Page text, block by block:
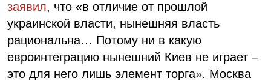
заявил, что «в отличие от прошлой
украинской власти, нынешняя власть
рациональна… Потому ни в какую
евроинтеграцию нынешний Киев не играет –
это для него лишь элемент торга». Москва